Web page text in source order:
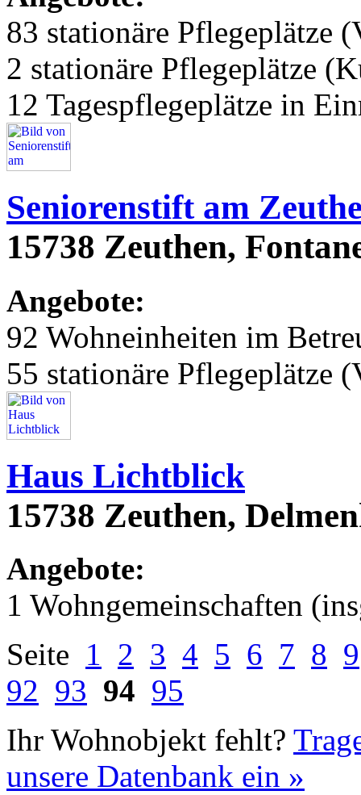
83 stationäre Pflegeplätze
2 stationäre Pflegeplätze
12 Tagespflegeplätze in
Seniorenstift am
15738 Zeuthen,
Angebote:
92 Wohneinheiten im
55 stationäre Pflegeplätze
Haus Lichtblick
15738 Zeuthen,
Angebote:
1 Wohngemeinschaften
Seite 1 2 3 4 5 6 7 8 9
92 93 94 95
Ihr Wohnobjekt fehlt?
unsere Datenbank ein »